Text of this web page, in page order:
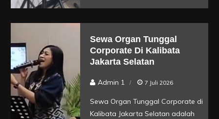
Sewa Organ Tunggal
Corporate Di Kalibata
Jakarta Selatan
Admin 1 7 Juli 2026
Sewa Organ Tunggal Corporate di
Kalibata Jakarta Selatan adalah